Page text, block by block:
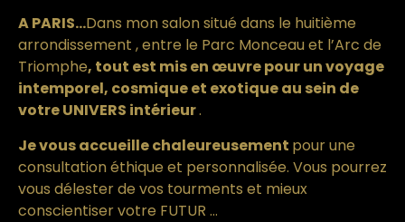
A PARIS…Dans mon salon situé dans le huitième
arrondissement , entre le Parc Monceau et l’Arc de
Triomphe, tout est mis en œuvrepour un voyage
intemporel, cosmique et exotique au sein de
votre UNIVERS intérieur.
Je vous accueille chaleureusement pour une
consultation éthique et personnalisée. Vous pourrez
vous délester de vos tourments et mieux
conscientiser votre FUTUR …